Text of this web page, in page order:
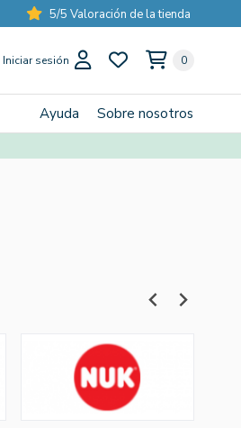
5/5 Valoración de la tienda
Iniciar sesión 0
Ayuda Sobre nosotros